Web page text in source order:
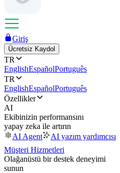
Giriş
Ücretsiz Kaydol
TR
EnglishEspañolPortuguês
TR
EnglishEspañolPortuguês
Özellikler
AI
Ekibinizin performansını
yapay zeka ile artırın
AI Agent
AI yazım yardımcısı
Müşteri Hizmetleri
Olağanüstü bir destek deneyimi
sunun